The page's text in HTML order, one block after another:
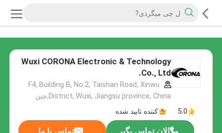
Wuxi CORONA Electronic & Technology
Co., Ltd.
F4, Building B, No.2, Taishan Road, Xinwu
District, Wuxi, Jiangsu province, China,چین
5.0
کننده تایید شده